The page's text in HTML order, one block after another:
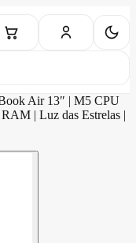
Air 13″ | M5 CPU
| Luz das Estrelas |